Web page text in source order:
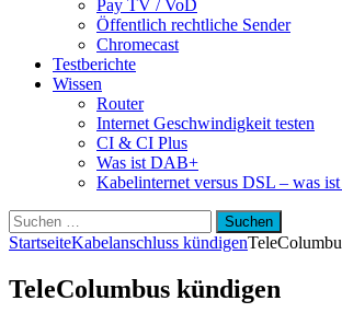
Pay TV / VoD
Öffentlich rechtliche Sender
Chromecast
Testberichte
Wissen
Router
Internet Geschwindigkeit testen
CI & CI Plus
Was ist DAB+
Kabelinternet versus DSL – was ist
Suchen
nach:
StartseiteKabelanschluss kündigen
TeleColumbus kündigen